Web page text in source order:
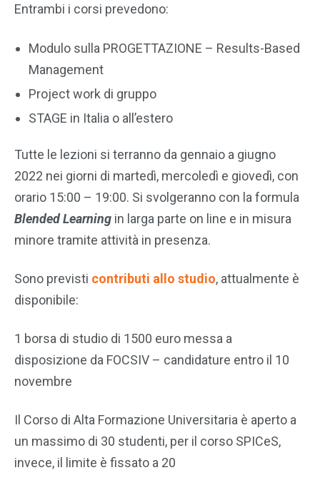
Entrambi i corsi prevedono:
Modulo sulla PROGETTAZIONE – Results-Based
Management
Project work di gruppo
STAGE in Italia o all’estero
Tutte le lezioni si terranno da gennaio a giugno
2022 nei giorni di martedì, mercoledì e giovedì, con
orario 15:00 – 19:00. Si svolgeranno con la formula
Blended Learning in larga parte on line e in misura
minore tramite attività in presenza.
Sono previsti contributi allo studio, attualmente è
disponibile:
1 borsa di studio di 1500 euro messa a
disposizione da FOCSIV – candidature entro il 10
novembre
Il Corso di Alta Formazione Universitaria è aperto a
un massimo di 30 studenti, per il corso SPICeS,
invece, il limite è fissato a 20